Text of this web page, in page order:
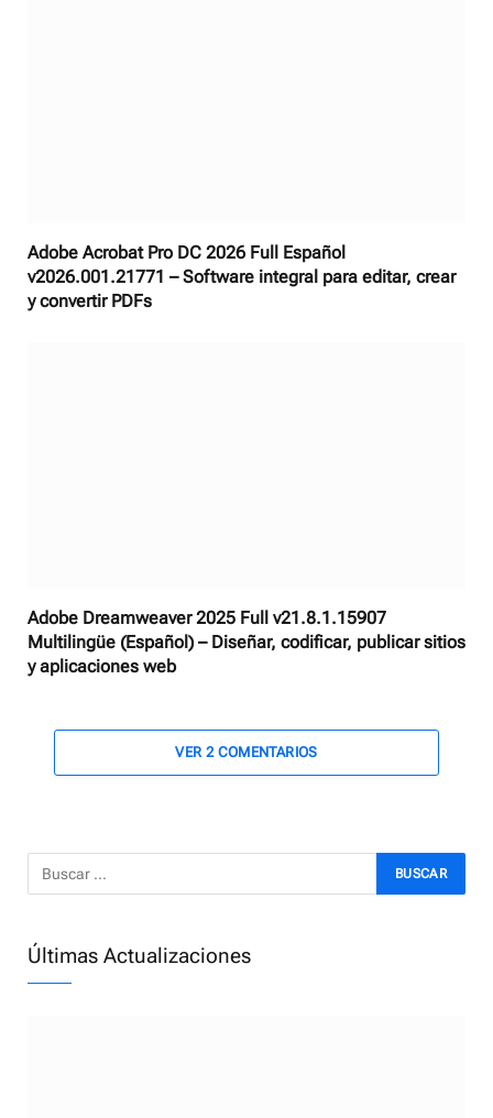
Adobe Acrobat Pro DC 2026 Full Español
v2026.001.21771 – Software integral para editar, crear
y convertir PDFs
Adobe Dreamweaver 2025 Full v21.8.1.15907
Multilingüe (Español) – Diseñar, codificar, publicar sitios
y aplicaciones web
VER 2 COMENTARIOS
Últimas Actualizaciones